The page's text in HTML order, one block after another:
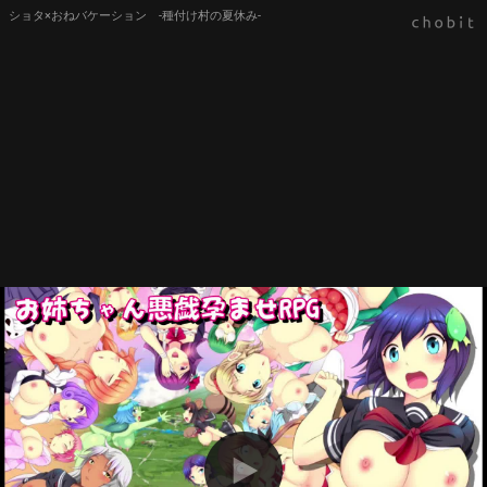
ショタ×おねバケーション -種付け村の夏休み-